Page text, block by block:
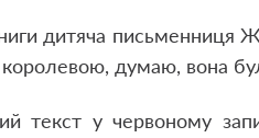
дитяча письменниця
королевою, думаю, вона
текст у червоному